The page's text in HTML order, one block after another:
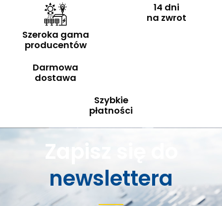
Szeroka gama
producentów
14 dni
na zwrot
Darmowa
dostawa
Szybkie
płatności
Zapisz się do
newslettera